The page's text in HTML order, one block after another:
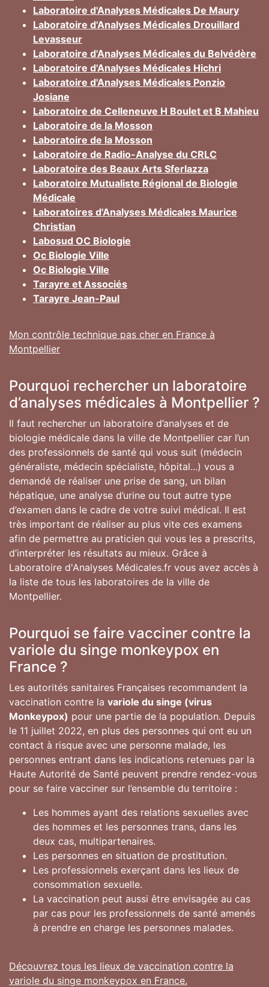
Laboratoire d'Analyses Médicales De Maury
Laboratoire d'Analyses Médicales Drouillard
Levasseur
Laboratoire d'Analyses Médicales du Belvédère
Laboratoire d'Analyses Médicales Hichri
Laboratoire d'Analyses Médicales Ponzio
Josiane
Laboratoire de Celleneuve H Boulet et B Mahieu
Laboratoire de la Mosson
Laboratoire de la Mosson
Laboratoire de Radio-Analyse du CRLC
Laboratoire des Beaux Arts Sferlazza
Laboratoire Mutualiste Régional de Biologie
Médicale
Laboratoires d'Analyses Médicales Maurice
Christian
Labosud OC Biologie
Oc Biologie Ville
Oc Biologie Ville
Tarayre et Associés
Tarayre Jean-Paul
Mon contrôle technique pas cher en France à
Montpellier
Pourquoi rechercher un laboratoire
d’analyses médicales à Montpellier ?
Il faut rechercher un laboratoire d’analyses et de
biologie médicale dans la ville de Montpellier car l’un
des professionnels de santé qui vous suit (médecin
généraliste, médecin spécialiste, hôpital...) vous a
demandé de réaliser une prise de sang, un bilan
hépatique, une analyse d’urine ou tout autre type
d’examen dans le cadre de votre suivi médical. Il est
très important de réaliser au plus vite ces examens
afin de permettre au praticien qui vous les a prescrits,
d’interpréter les résultats au mieux. Grâce à
Laboratoire d'Analyses Médicales.fr vous avez accès à
la liste de tous les laboratoires de la ville de
Montpellier.
Pourquoi se faire vacciner contre la
variole du singe monkeypox en
France ?
Les autorités sanitaires Françaises recommandent la
vaccination contre la variole du singe (virus
Monkeypox) pour une partie de la population. Depuis
le 11 juillet 2022, en plus des personnes qui ont eu un
contact à risque avec une personne malade, les
personnes entrant dans les indications retenues par la
Haute Autorité de Santé peuvent prendre rendez-vous
pour se faire vacciner sur l’ensemble du territoire :
Les hommes ayant des relations sexuelles avec
des hommes et les personnes trans, dans les
deux cas, multipartenaires.
Les personnes en situation de prostitution.
Les professionnels exerçant dans les lieux de
consommation sexuelle.
La vaccination peut aussi être envisagée au cas
par cas pour les professionnels de santé amenés
à prendre en charge les personnes malades.
Découvrez tous les lieux de vaccination contre la
variole du singe monkeypox en France.